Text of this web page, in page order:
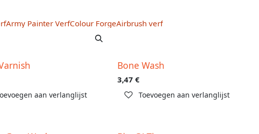
Army Painter VerfColour ForgeAirbrush verf
aan verlanglijst
Bone Wash
3,47€
Toevoegen aan verlanglijst